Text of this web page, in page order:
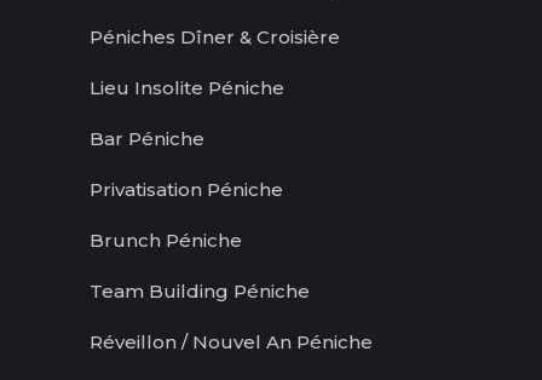
Péniches Dîner & Croisière
Lieu Insolite Péniche
Bar Péniche
Privatisation Péniche
Brunch Péniche
Team Building Péniche
Réveillon / Nouvel An Péniche